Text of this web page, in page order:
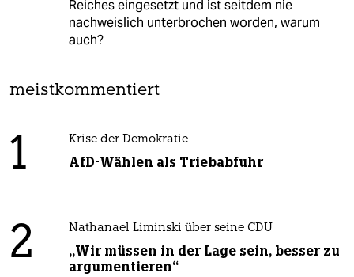
Reiches eingesetzt und ist seitdem nie
nachweislich unterbrochen worden, warum
auch?
meistkommentiert
1 Krise der Demokratie
AfD-Wählen als Triebabfuhr
2 Nathanael Liminski über seine CDU
„Wir müssen in der Lage sein, besser zu
argumentieren“